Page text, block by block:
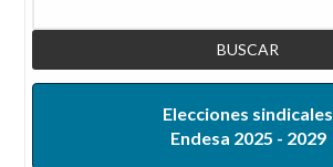
Elecciones sindicales
Endesa 2025 - 2029